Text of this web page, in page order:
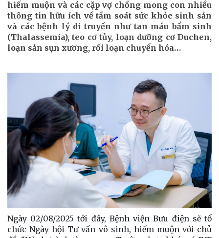
hiếm muộn và các cặp vợ chồng mong con nhiều
thông tin hữu ích về tầm soát sức khỏe sinh sản
và các bệnh lý di truyền như tan máu bẩm sinh
(Thalassemia), teo cơ tủy, loạn dưỡng cơ Duchen,
loạn sản sụn xương, rối loạn chuyển hóa…
Ngày 02/08/2025 tới đây, Bệnh viện Bưu điện sẽ tổ
chức Ngày hội Tư vấn vô sinh, hiếm muộn với chủ